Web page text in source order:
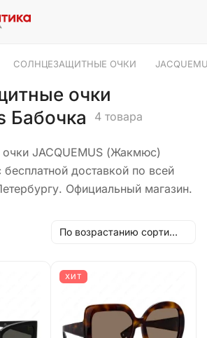
СОЛНЦЕЗАЩИТНЫЕ ОЧКИ
очки
Бабочка
4 товара
JACQUEMUS (Жакмюс)
бесплатной доставкой по всей
Официальный магазин.
По возрастанию сортировки
ХИТ